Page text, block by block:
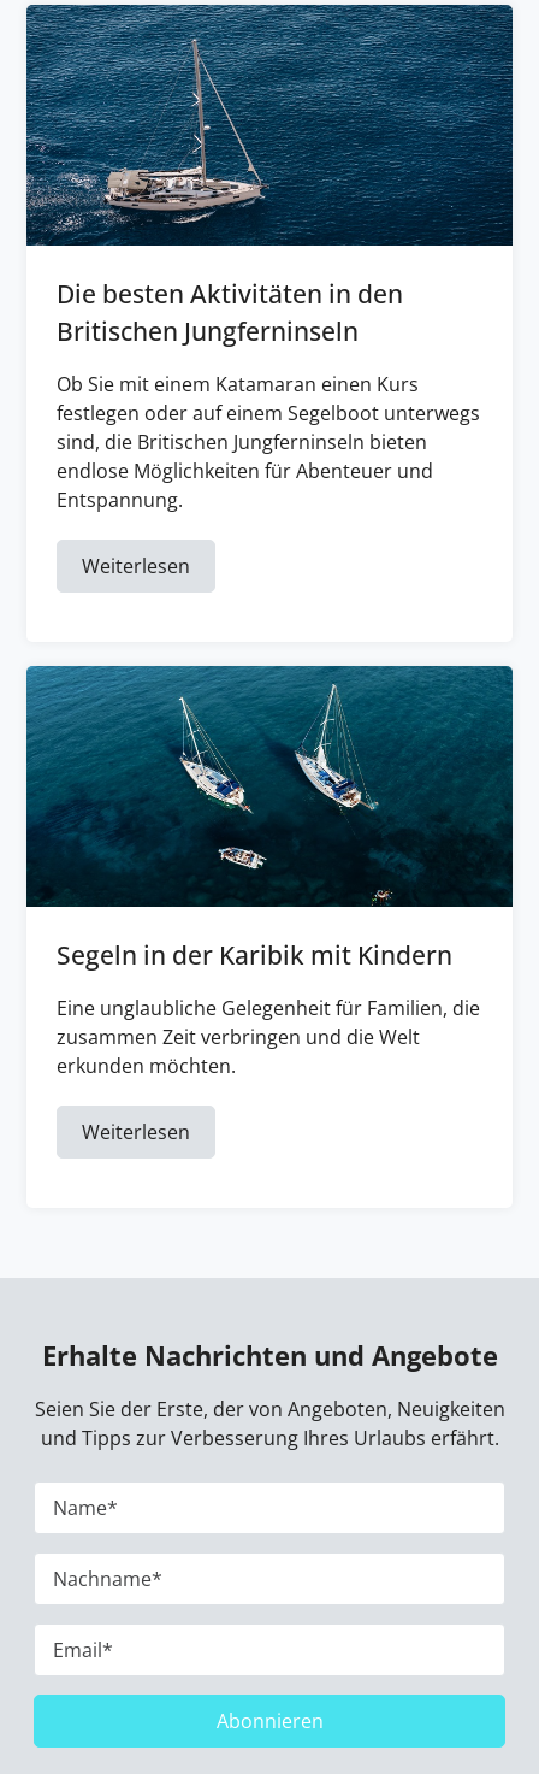
Die besten Aktivitäten in den
Britischen Jungferninseln
Ob Sie mit einem Katamaran einen Kurs
festlegen oder auf einem Segelboot unterwegs
sind, die Britischen Jungferninseln bieten
endlose Möglichkeiten für Abenteuer und
Entspannung.
Weiterlesen
Segeln in der Karibik mit Kindern
Eine unglaubliche Gelegenheit für Familien, die
zusammen Zeit verbringen und die Welt
erkunden möchten.
Weiterlesen
Erhalte Nachrichten und Angebote
Seien Sie der Erste, der von Angeboten, Neuigkeiten
und Tipps zur Verbesserung Ihres Urlaubs erfährt.
Abonnieren